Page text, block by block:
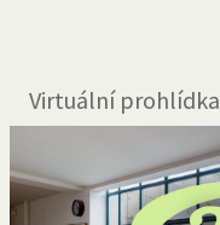
Virtuální prohlídka